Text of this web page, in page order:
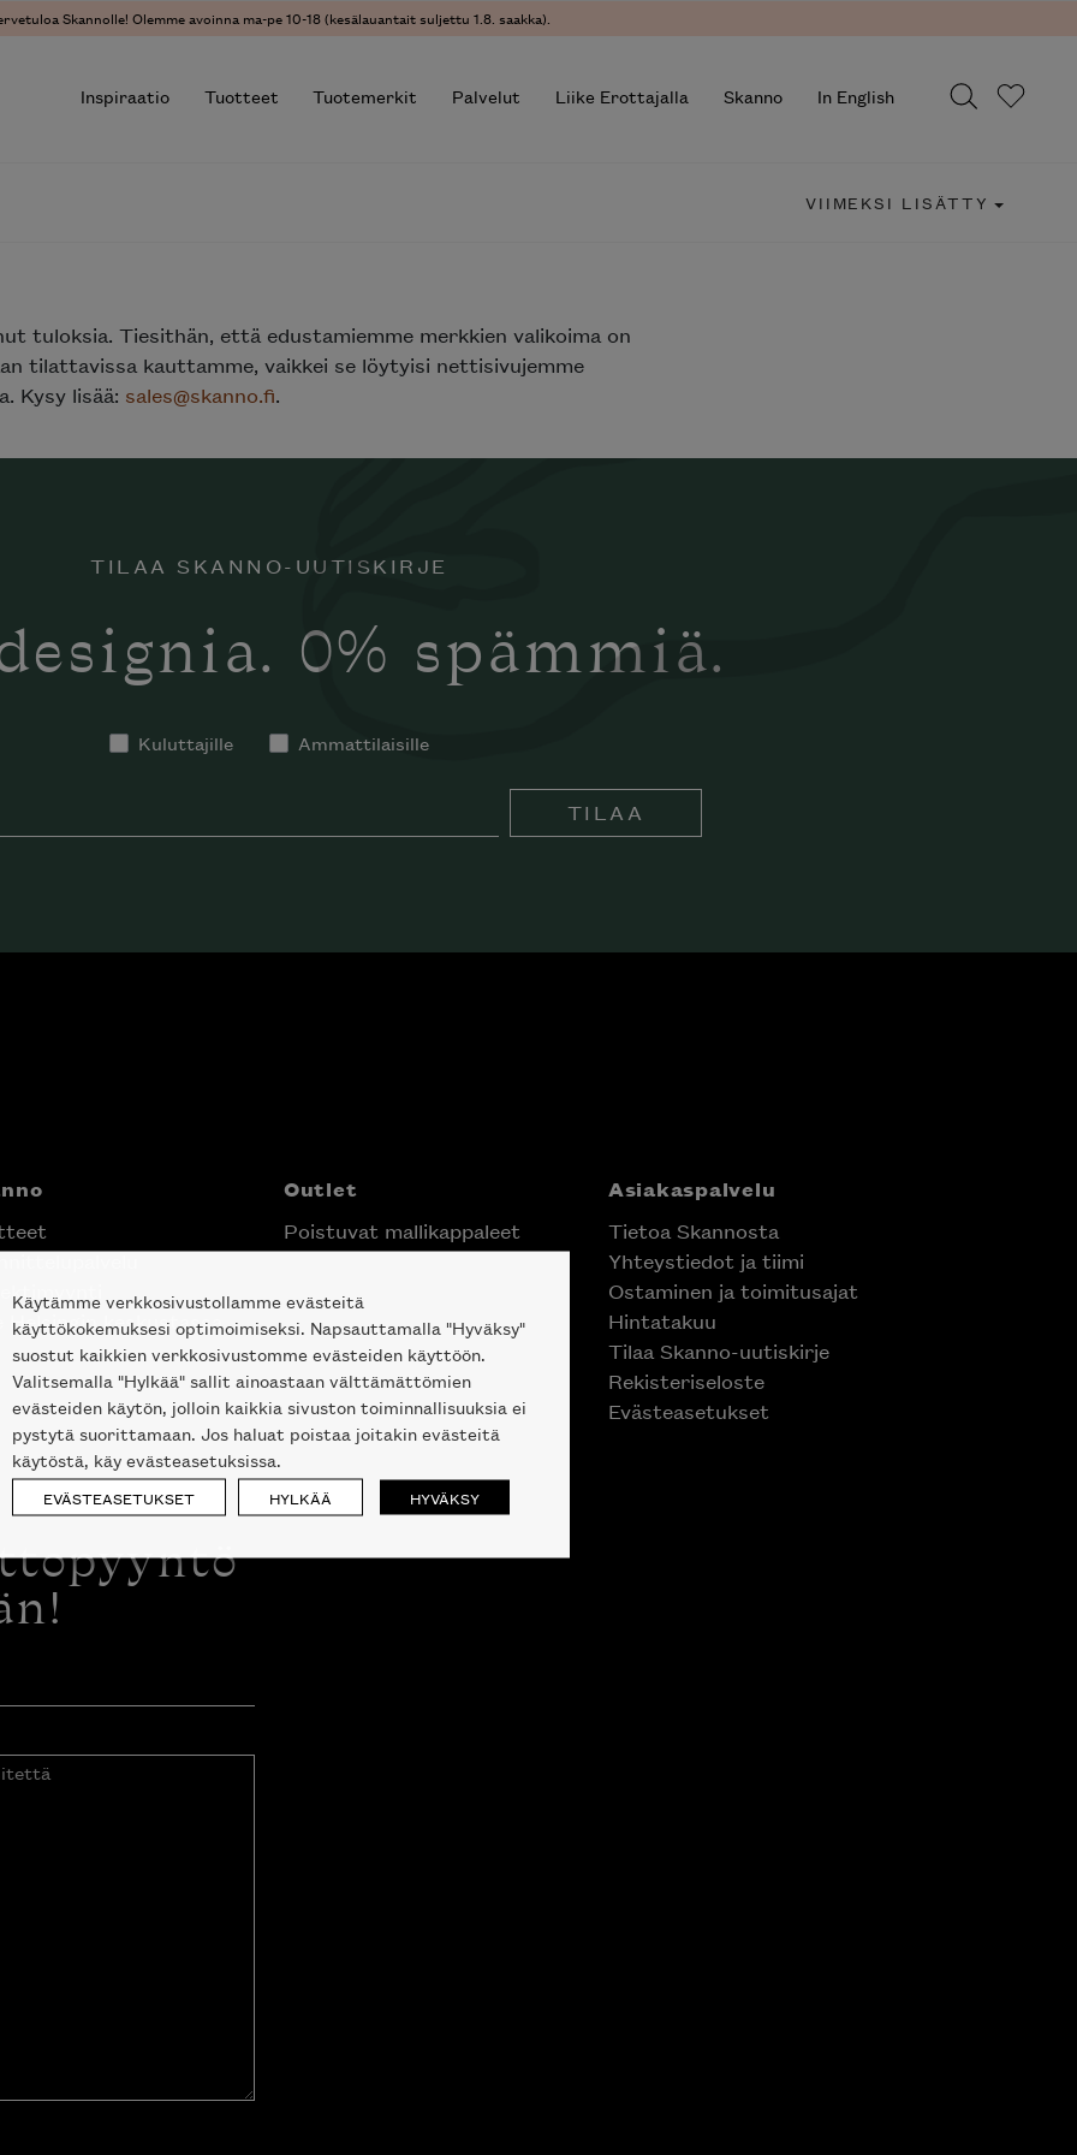
Skannolle! Olemme avoinna ma-pe 10-18 (kesälauantait suljettu 1.8. saakka).
Inspiraatio Tuotteet Tuotemerkit Palvelut Liike Erottajalla Skanno In English
VIIMEKSI LISÄTTY
tuloksia. Tiesithän, että edustamiemme merkkien valikoima on
tilattavissa kauttamme, vaikkei se löytyisi nettisivujemme
Kysy lisää: sales@skanno.fi.
TILAA SKANNO-UUTISKIRJE
0% spämmiä.
Kuluttajille Ammattilaisille
TILAA
Helsingin keskustassa
Outlet
Poistuvat mallikappaleet
Asiakaspalvelu
Tietoa Skannosta
Yhteystiedot ja tiimi
Ostaminen ja toimitusajat
Hintatakuu
Tilaa Skanno-uutiskirje
Rekisteriseloste
Evästeasetukset
Käytämme verkkosivustollamme evästeitä
käyttökokemuksesi optimoimiseksi. Napsauttamalla "Hyväksy"
suostut kaikkien verkkosivustomme evästeiden käyttöön.
Valitsemalla "Hylkää" sallit ainoastaan välttämättömien
evästeiden käytön, jolloin kaikkia sivuston toiminnallisuuksia ei
pystytä suorittamaan. Jos haluat poistaa joitakin evästeitä
käytöstä, käy evästeasetuksissa.
EVÄSTEASETUKSET HYLKÄÄ HYVÄKSY